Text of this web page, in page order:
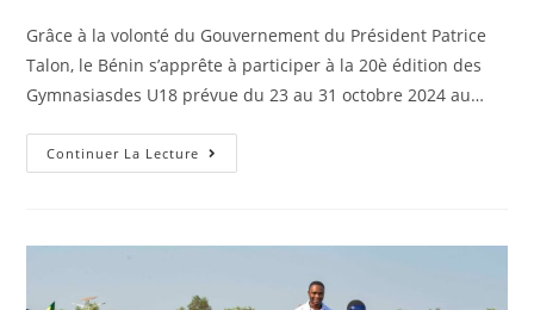
Grâce à la volonté du Gouvernement du Président Patrice
Talon, le Bénin s’apprête à participer à la 20è édition des
Gymnasiasdes U18 prévue du 23 au 31 octobre 2024 au…
Continuer La Lecture